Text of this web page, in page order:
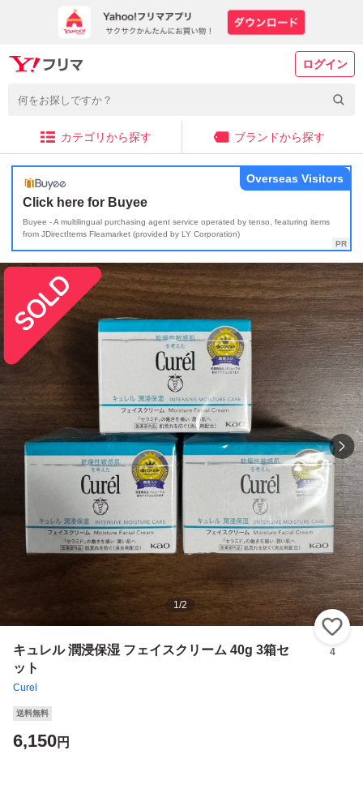
ログイン
カテゴリから探す ブランドから探す
Click here for Buyee
Buyee - A multilingual purchasing agent service operated by tenso, featuring items
from JDirectItems Fleamarket (provided by LY Corporation)
Overseas Visitors
1/2
キュレル 潤浸保湿 フェイスクリーム 40g 3箱セ
ット
Curel
4
送料無料
6,150円